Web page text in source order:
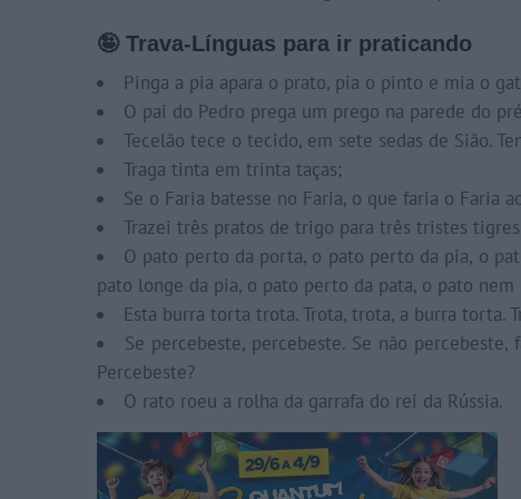
🤪 Trava-Línguas para ir praticando
Pinga a pia apara o prato, pia o pinto e mia o
O pai do Pedro prega um prego na parede do
Tecelão tece o tecido, em sete sedas de Sião.
Traga tinta em trinta taças;
Se o Faria batesse no Faria, o que faria o Faria
Trazei três pratos de trigo para três tristes
O pato perto da porta, o pato perto da pia, o
pato longe da pia, o pato perto da pata, o pato nem
Esta burra torta trota. Trota, trota, a burra torta.
Se percebeste, percebeste. Se não
Percebeste?
O rato roeu a rolha da garrafa do rei da Rússia.